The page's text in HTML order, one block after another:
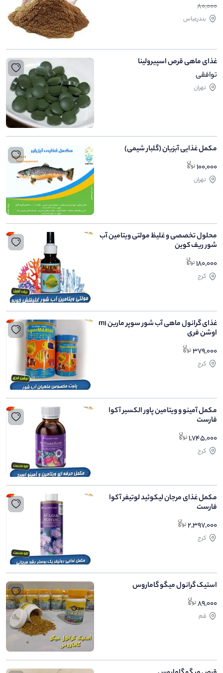
80,000
بندرعباس
غذای ماهی قرص اسپیرولینا
توافقی
تهران
مکمل غذایی آبزیان (گلبار شیمی)
100,000
تهران
محلول تخصصی و غلیظ مولتی ویتامین آب
شور ریف کوین
180,000
کرج
غذای گرانول ماهی آب شور سوپر مارین m1
اوشن فری
379,000
کرج
مکمل آمینو و ویتامین پاور الکسیر آکوا
فارست
1,745,000
کرج
مکمل غذای مرجان لیکوئید لوتیفر آکوا
فارست
2,397,000
کرج
استیک گرانول میگو گاماروس
89,000
قم